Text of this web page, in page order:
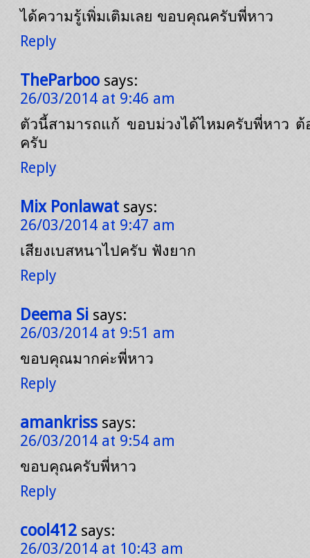
ได้ความรู้เพิ่มเติมเลย ขอบคุณครับพี่หาว
Reply
TheParboo says:
26/03/2014 at 9:46 am
ตัวนี้สามารถแก้ ขอบม่วงได้ไหมครับพี่หาว ต้
ครับ
Reply
Mix Ponlawat says:
26/03/2014 at 9:47 am
เสียงเบสหนาไปครับ ฟังยาก
Reply
Deema Si says:
26/03/2014 at 9:51 am
ขอบคุณมากค่ะพี่หาว
Reply
amankriss says:
26/03/2014 at 9:54 am
ขอบคุณครับพี่หาว
Reply
cool412 says:
26/03/2014 at 10:43 am